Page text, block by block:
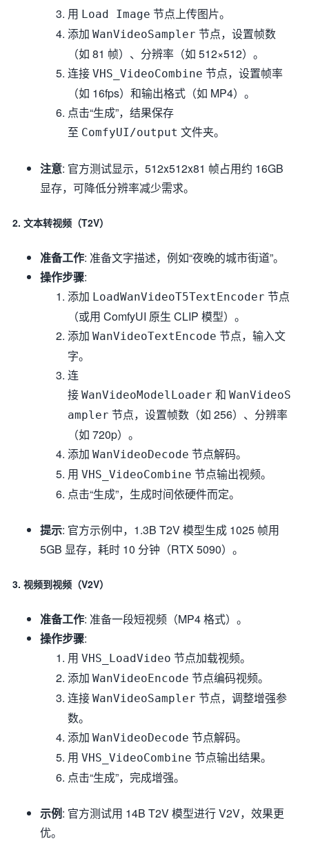
用 Load Image 节点上传图片。
添加 WanVideoSampler 节点，设置帧数
（如 81 帧）、分辨率（如 512×512）。
连接 VHS_VideoCombine 节点，设置帧率
（如 16fps）和输出格式（如 MP4）。
点击“生成”，结果保存
至 ComfyUI/output 文件夹。
注意: 官方测试显示，512x512x81 帧占用约 16GB
显存，可降低分辨率减少需求。
2. 文本转视频（T2V）
准备工作: 准备文字描述，例如“夜晚的城市街道”。
操作步骤:
添加 LoadWanVideoT5TextEncoder 节点
（或用 ComfyUI 原生 CLIP 模型）。
添加 WanVideoTextEncode 节点，输入文
字。
连
接 WanVideoModelLoader 和 WanVideoS
ampler 节点，设置帧数（如 256）、分辨率
（如 720p）。
添加 WanVideoDecode 节点解码。
用 VHS_VideoCombine 节点输出视频。
点击“生成”，生成时间依硬件而定。
提示: 官方示例中，1.3B T2V 模型生成 1025 帧用
5GB 显存，耗时 10 分钟（RTX 5090）。
3. 视频到视频（V2V）
准备工作: 准备一段短视频（MP4 格式）。
操作步骤:
用 VHS_LoadVideo 节点加载视频。
添加 WanVideoEncode 节点编码视频。
连接 WanVideoSampler 节点，调整增强参
数。
添加 WanVideoDecode 节点解码。
用 VHS_VideoCombine 节点输出结果。
点击“生成”，完成增强。
示例: 官方测试用 14B T2V 模型进行 V2V，效果更
优。